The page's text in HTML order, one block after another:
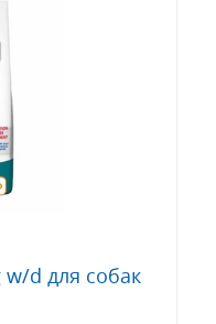
d для собак